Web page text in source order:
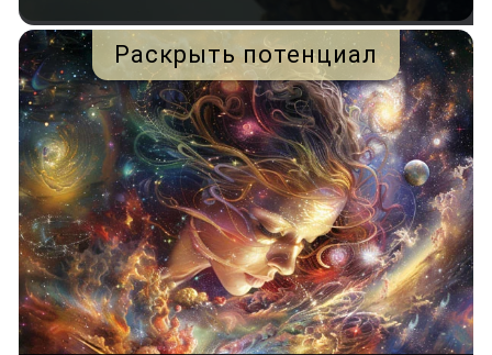
Раскрыть потенциал